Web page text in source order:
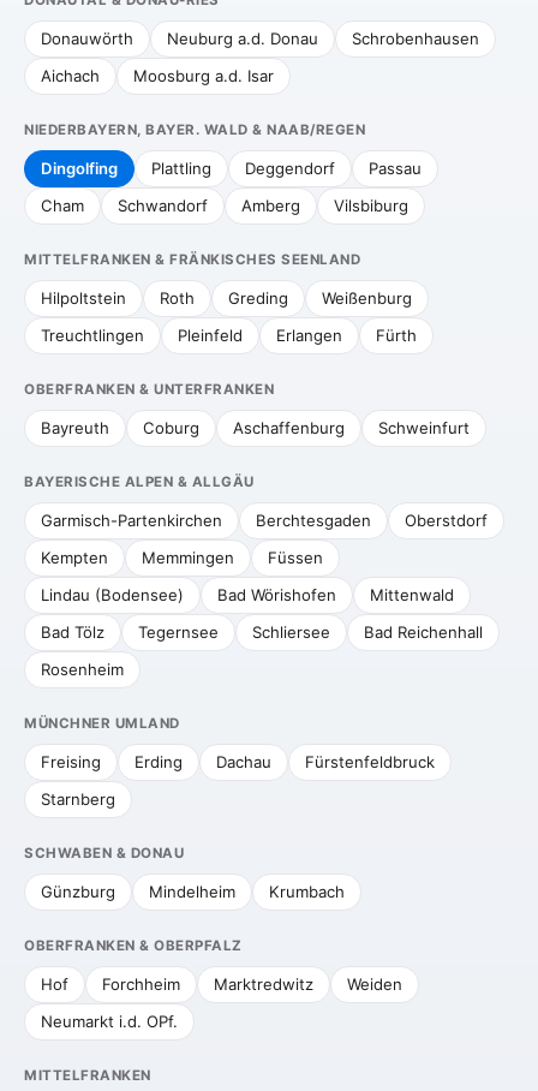
Donauwörth Neuburg a.d. Donau
Schrobenhausen
Aichach
Moosburg a.d. Isar
NIEDERBAYERN, BAYER. WALD & NAAB/REGEN
Dingolfing Plattling Deggendorf
Passau
Cham
Schwandorf Amberg Vilsbiburg
MITTELFRANKEN & FRÄNKISCHES SEENLAND
Hilpoltstein Roth Greding
Weißenburg
Treuchtlingen
Pleinfeld Erlangen Fürth
OBERFRANKEN & UNTERFRANKEN
Bayreuth Coburg Aschaffenburg Schweinfurt
BAYERISCHE ALPEN & ALLGÄU
Garmisch-Partenkirchen Berchtesgaden
Oberstdorf
Kempten
Memmingen
Füssen
Lindau (Bodensee)
Bad Wörishofen
Mittenwald
Bad Tölz
Tegernsee Schliersee
Bad Reichenhall
Rosenheim
MÜNCHNER UMLAND
Freising Erding Dachau
Fürstenfeldbruck
Starnberg
SCHWABEN & DONAU
Günzburg Mindelheim Krumbach
OBERFRANKEN & OBERPFALZ
Hof Forchheim Marktredwitz
Weiden
Neumarkt i.d. OPf.
MITTELFRANKEN